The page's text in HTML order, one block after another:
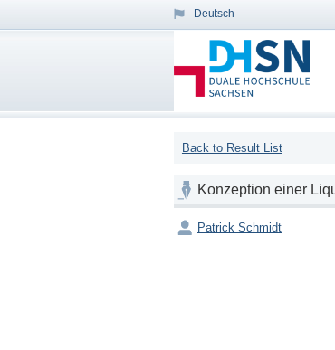
Deutsch
Back to Result List
Konzeption einer
Patrick Schmidt